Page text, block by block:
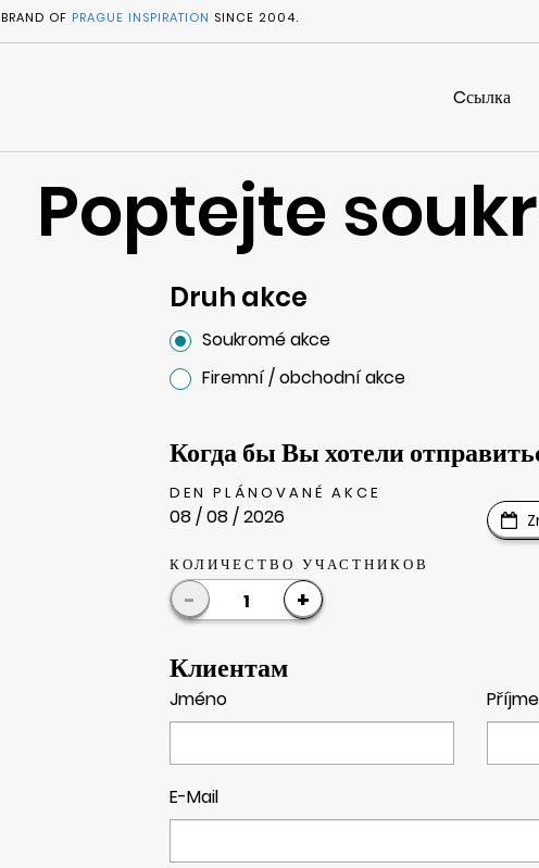
OF PRAGUE INSPIRATION SINCE 2004.
Cсылка
Poptejte
Druh akce
Soukromé akce
Firemní / obchodní akce
Когда бы Вы хотели
DEN PLÁNOVANÉ AKCE
08 / 08 / 2026
КОЛИЧЕСТВО УЧАСТНИКОВ
- 1 +
Клиентам
Jméno
E-Mail